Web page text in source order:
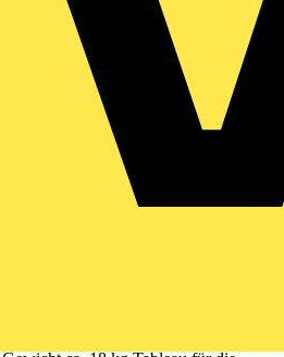
kaufel.germany@tnb.com
›› Telefon
in Funktionserhalt E30, mit
in Funktionserhalt E30
bei einer
Einsatz gemäß LAR bei
Strang ermöglicht Einsparung bei
der DIN 4102 Teil 12 E30 im
nach DIN 4102 Teil 2 (ETK),
bezüglich Kabeltypen oder
Sicherungsabgang geeignet
Verschraubung zur Wand oder
dübel max.
(Funktions- erhaltskabel) 25
Sentara US: D02 16 A, max. Quer-
Abgang möglich
möglich Typ S01F Abmessungen
(Gesamttiefe 140 mm) Farbe